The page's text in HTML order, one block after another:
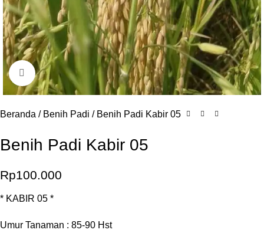
Click to enlarge
Beranda Benih Padi Benih Padi Kabir 05
Benih Padi Kabir 05
Rp100.000
* KABIR 05 *
Umur Tanaman : 85-90 Hst